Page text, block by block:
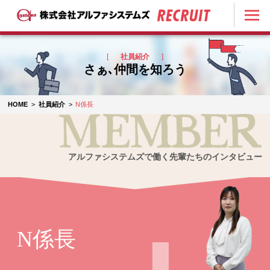
[ 社員紹介 ]
さぁ､仲間を知ろう
HOME > 社員紹介 > N係長
アルファシステムズで働く先輩たちのインタビュー
N係長